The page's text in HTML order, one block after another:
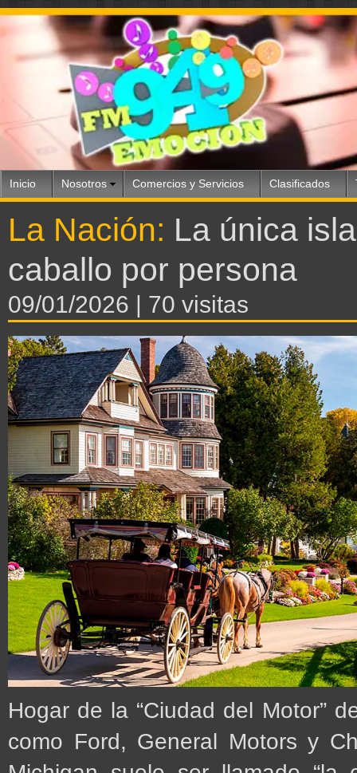
Inicio Nosotros Comercios y Servicios Clasificados
La Nación: La única
caballo por persona
09/01/2026 | 70 visitas
Hogar de la “Ciudad del Motor”
como Ford, General Motors y